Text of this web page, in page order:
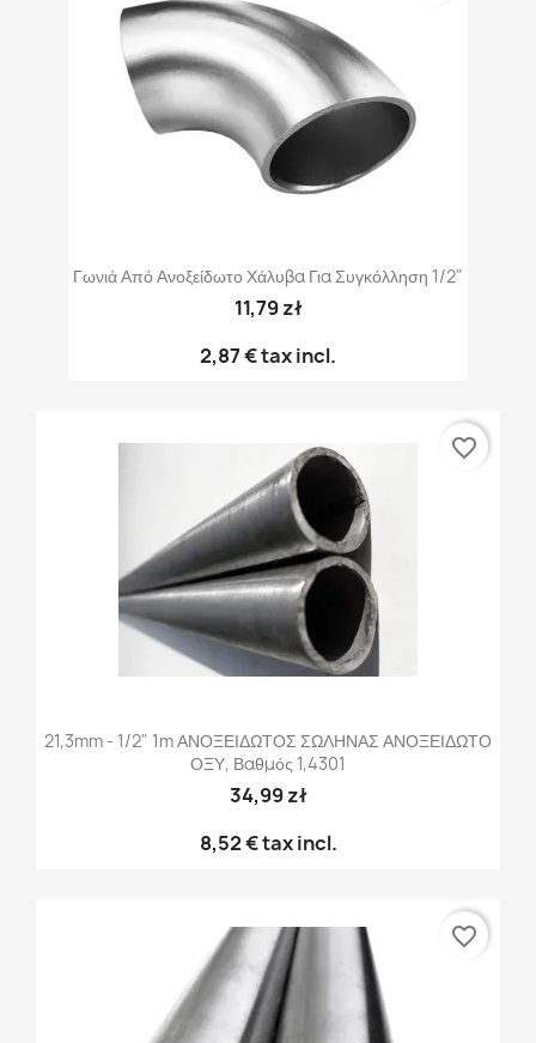
Γωνιά Από Ανοξείδωτο Χάλυβα Για Συγκόλληση 1/2"
11,79 zł
2,87 €tax incl.
21,3mm - 1/2" 1m ΑΝΟΞΕΙΔΩΤΟΣ ΣΩΛΗΝΑΣ ΑΝΟΞΕΙΔΩΤΟ
ΟΞΥ, Βαθμός 1,4301
34,99 zł
8,52 €tax incl.
favorite_border
favorite_border